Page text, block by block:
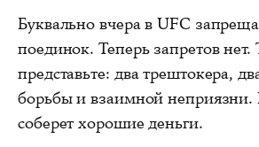
Буквально вчера в UFC
поединок. Теперь запретов нет.
представьте: два трештокера,
борьбы и взаимной неприязни.
соберет хорошие деньги.